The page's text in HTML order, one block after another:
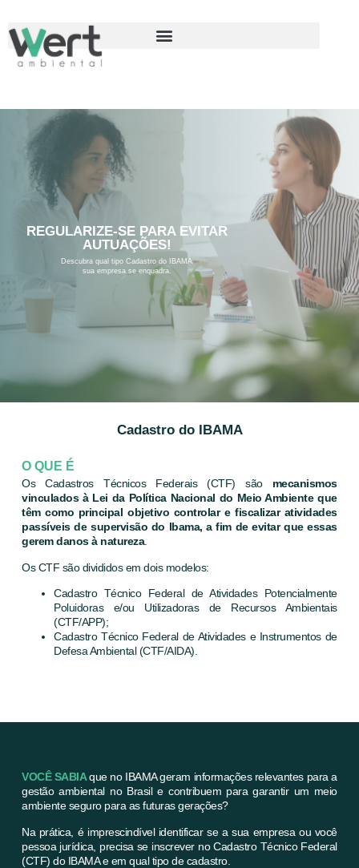
REGULARIZE-SE PARA EVITAR
AUTUAÇÕES!
Descubra qual tipo Cadastro do IBAMA
sua empresa se enquadra.
Cadastro do IBAMA
O QUE É
Os Cadastros Técnicos Federais (CTF) são mecanismos
vinculados à Lei da Política Nacional do Meio Ambiente que
têm como principal objetivo controlar e fiscalizar atividades
passíveis de supervisão do Ibama, a fim de evitar que essas
gerem danos à natureza.
Os CTF são divididos em dois modelos:
Cadastro Técnico Federal de Atividades Potencialmente
Poluidoras e/ou Utilizadoras de Recursos Ambientais
(CTF/APP);
Cadastro Técnico Federal de Atividades e Instrumentos de
Defesa Ambiental (CTF/AIDA).
VOCÊ SABIAque no IBAMA geram informações relevantes para a
gestão ambiental no Brasil e contribuem para garantir um meio
ambiente seguro para as futuras gerações?
Na prática, é imprescindível identificar se a sua empresa ou você
pessoa jurídica, precisa se inscrever no Cadastro Técnico Federal
(CTF) do IBAMA e em qual tipo de cadastro.